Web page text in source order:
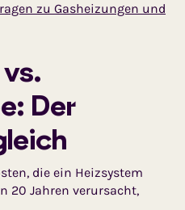
zu Gasheizungen und
Der
die ein Heizsystem
20 Jahren verursacht,